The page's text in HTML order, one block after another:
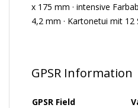
x 175 mm · intensive
4,2 mm · Kartonetui mit 12
GPSR Information
GPSR Field